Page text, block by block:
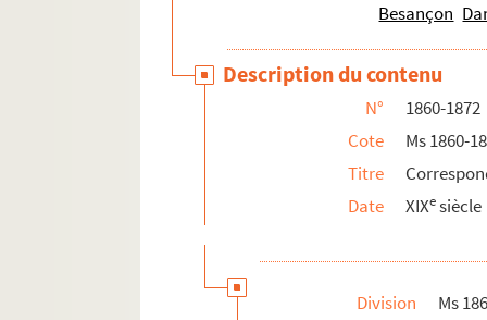
Besançon
Description du contenu
N°
1860-1872
Cote
Ms 1860-
Titre
Date
XIXesiècle
Division
Ms